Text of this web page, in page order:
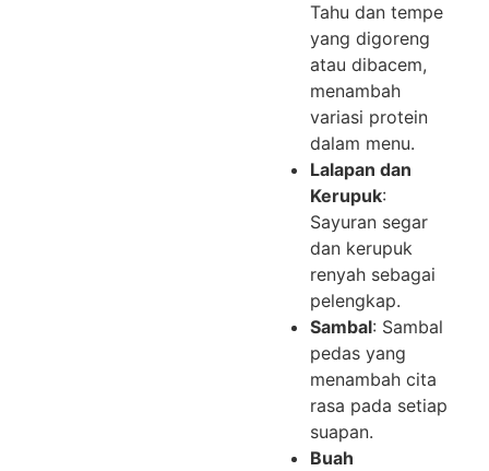
Tahu dan tempe
yang digoreng
atau dibacem,
menambah
variasi protein
dalam menu.
Lalapan dan
Kerupuk:
Sayuran segar
dan kerupuk
renyah sebagai
pelengkap.
Sambal: Sambal
pedas yang
menambah cita
rasa pada setiap
suapan.
Buah